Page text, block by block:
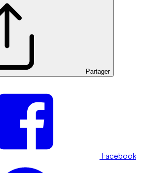
Partager
Facebook